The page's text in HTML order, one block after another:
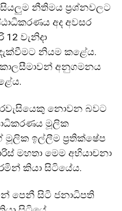
නීතිමය ප්‍රශ්නවලට
අද අවසර
වැනිදා
නියම කළේය.
කාලසීමාවන් අනුගමනය
නොවන බවට
මූලික
මූලික ඉල්ලීම ප්‍රතික්ෂේප
මහතා මෙම අභියාචනා
කියා සිටියේය.
පෙනී සිටි ජනාධිපති